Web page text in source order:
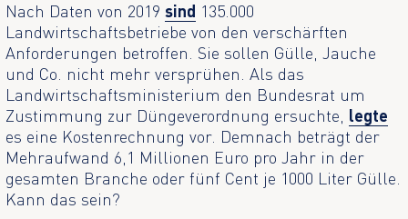
Nach Daten von 2019sind 135.000
Landwirtschaftsbetriebe von den verschärften
Anforderungen betroffen. Sie sollen Gülle, Jauche
und Co. nicht mehr versprühen. Als das
Landwirtschaftsministerium den Bundesrat um
Zustimmung zur Düngeverordnung ersuchte, legte
es eine Kostenrechnung vor. Demnach beträgt der
Mehraufwand 6,1 Millionen Euro pro Jahr in der
gesamten Branche oder fünf Cent je 1000 Liter Gülle.
Kann das sein?